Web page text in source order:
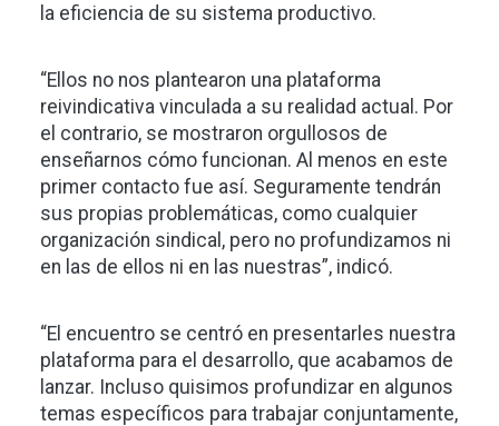
la eficiencia de su sistema productivo.
“Ellos no nos plantearon una plataforma
reivindicativa vinculada a su realidad actual. Por
el contrario, se mostraron orgullosos de
enseñarnos cómo funcionan. Al menos en este
primer contacto fue así. Seguramente tendrán
sus propias problemáticas, como cualquier
organización sindical, pero no profundizamos ni
en las de ellos ni en las nuestras”, indicó.
“El encuentro se centró en presentarles nuestra
plataforma para el desarrollo, que acabamos de
lanzar. Incluso quisimos profundizar en algunos
temas específicos para trabajar conjuntamente,